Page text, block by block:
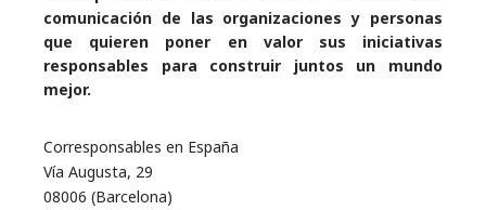
comunicación de las organizaciones y personas
que quieren poner en valor sus iniciativas
responsables para construir juntos un mundo
mejor.
Corresponsables en España
Vía Augusta, 29
08006 (Barcelona)